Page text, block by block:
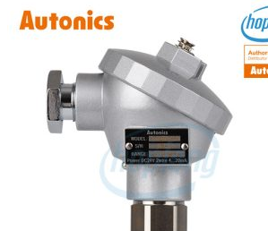
Nút nhấn
Phích cắm / Ổ cắm / Công tắc
Can nhiệt
Tìm
kiếm:
Giỏ hàng
Chưa có sản phẩm trong giỏ hàng.